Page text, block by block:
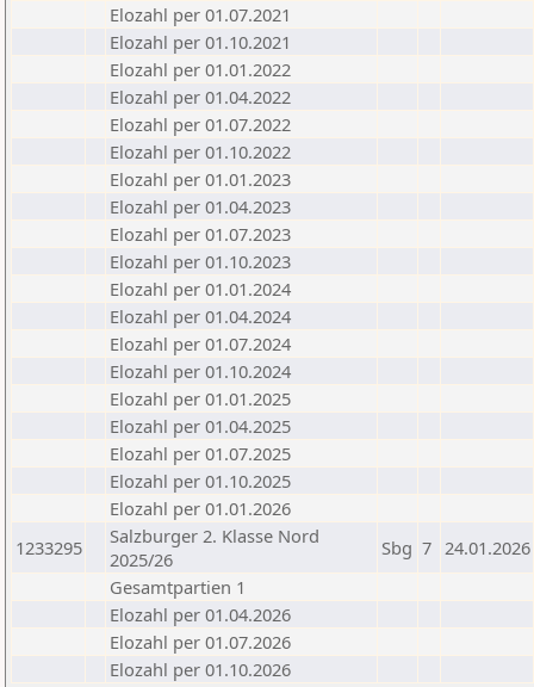
Elozahl per 01.07.2021
Elozahl per 01.10.2021
Elozahl per 01.01.2022
Elozahl per 01.04.2022
Elozahl per 01.07.2022
Elozahl per 01.10.2022
Elozahl per 01.01.2023
Elozahl per 01.04.2023
Elozahl per 01.07.2023
Elozahl per 01.10.2023
Elozahl per 01.01.2024
Elozahl per 01.04.2024
Elozahl per 01.07.2024
Elozahl per 01.10.2024
Elozahl per 01.01.2025
Elozahl per 01.04.2025
Elozahl per 01.07.2025
Elozahl per 01.10.2025
Elozahl per 01.01.2026
1233295
Salzburger 2. Klasse Nord
2025/26
Sbg 7 24.01.2026
Gesamtpartien 1
Elozahl per 01.04.2026
Elozahl per 01.07.2026
Elozahl per 01.10.2026